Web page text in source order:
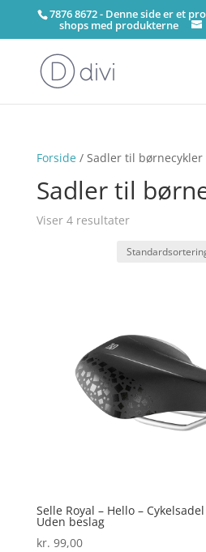
7876 8672 - Denne side er et
shops med produkterne
Forside/ Sadler til børnecykler
Sadler til
Viser 4 resultater
Selle Royal – Hello –
Uden beslag
kr. 99,00